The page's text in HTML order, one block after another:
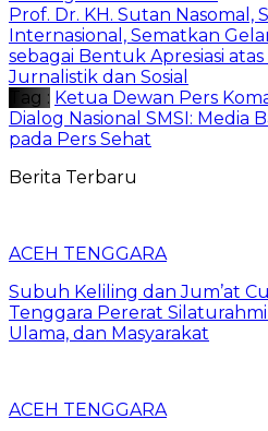
Prof. Dr. KH. Sutan Nasomal,
Internasional, Sematkan
sebagai Bentuk Apresiasi
Jurnalistik dan Sosial
Tag : Ketua Dewan Pers
Dialog Nasional SMSI: Media
pada Pers Sehat
Berita Terbaru
ACEH TENGGARA
Subuh Keliling dan Jum’at
Tenggara Pererat
Ulama, dan Masyarakat
ACEH TENGGARA